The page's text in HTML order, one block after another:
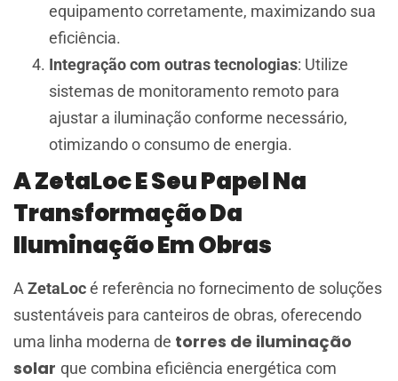
equipamento corretamente, maximizando sua
eficiência.
Integração com outras tecnologias: Utilize
sistemas de monitoramento remoto para
ajustar a iluminação conforme necessário,
otimizando o consumo de energia.
A ZetaLoc E Seu Papel Na
Transformação Da
Iluminação Em Obras
A ZetaLocé referência no fornecimento de soluções
sustentáveis para canteiros de obras, oferecendo
uma linha moderna de torres de iluminação
solar que combina eficiência energética com